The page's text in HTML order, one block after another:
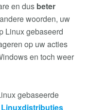
en dus beter
woorden, uw
Linux gebaseerd
op uw acties
en toch weer
gebaseerde
Linuxdistributies